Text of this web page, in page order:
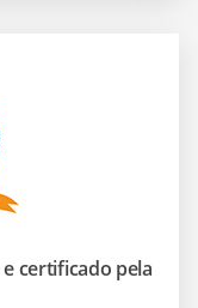
certificado pela